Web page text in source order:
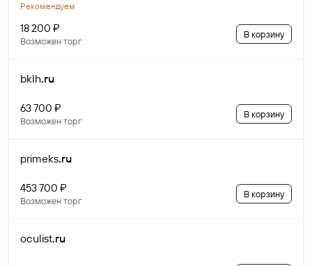
Рекомендуем
18 200 ₽
Возможен торг
В корзину
bklh.ru
63 700 ₽
Возможен торг
В корзину
primeks.ru
453 700 ₽
Возможен торг
В корзину
oculist.ru